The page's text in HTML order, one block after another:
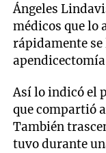
Ángeles
médicos que lo
rápidamente
Así lo indicó el
que compartió
También
tuvo durante